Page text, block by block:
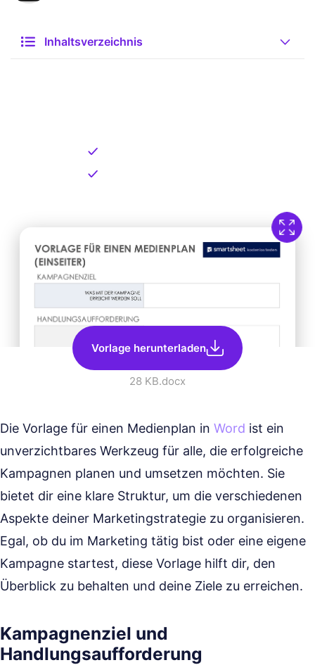
Inhaltsverzeichnis
Vorlage herunterladen
28 KB.docx
Die Vorlage für einen Medienplan in Word ist ein
unverzichtbares Werkzeug für alle, die erfolgreiche
Kampagnen planen und umsetzen möchten. Sie
bietet dir eine klare Struktur, um die verschiedenen
Aspekte deiner Marketingstrategie zu organisieren.
Egal, ob du im Marketing tätig bist oder eine eigene
Kampagne startest, diese Vorlage hilft dir, den
Überblick zu behalten und deine Ziele zu erreichen.
Kampagnenziel und
Handlungsaufforderung